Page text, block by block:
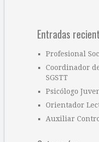
Entradas
Profesional
Coordinador
SGSTT
Psicólogo
Orientador
Auxiliar